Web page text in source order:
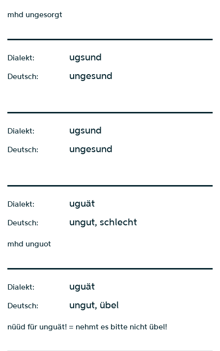
mhd ungesorgt
Dialekt: ugsund
Deutsch: ungesund
Dialekt: ugsund
Deutsch: ungesund
Dialekt: uguät
Deutsch: ungut, schlecht
mhd unguot
Dialekt: uguät
Deutsch: ungut, übel
nüüd für unguät! = nehmt es bitte nicht übel!